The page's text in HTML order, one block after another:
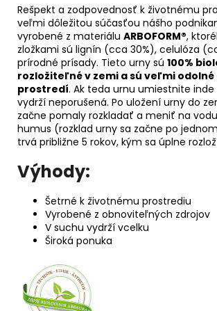
Rešpekt a zodpovednosť k životnému
veľmi dôležitou súčasťou nášho
vyrobené z materiálu ARBOFORM®,
zložkami sú lignín (cca 30%), celulóza
prírodné prísady. Tieto urny sú 100%
rozložiteľné v zemi a sú veľmi odolné
prostredí. Ak teda urnu umiestnite
vydrží neporušená. Po uložení urny do
začne pomaly rozkladať a meniť na
humus (rozklad urny sa začne po
trvá približne 5 rokov, kým sa úplne
Výhody:
Šetrné k životnému prostrediu
Vyrobené z obnoviteľných zdrojov
V suchu vydrží vcelku
Široká ponuka